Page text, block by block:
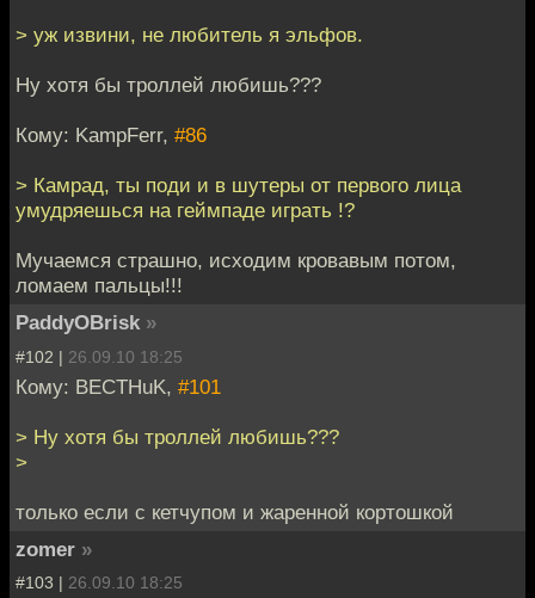
> уж извини, не любитель я эльфов.
Ну хотя бы троллей любишь???
Кому: KampFerr, #86
> Камрад, ты поди и в шутеры от первого лица
умудряешься на геймпаде играть !?
Мучаемся страшно, исходим кровавым потом,
ломаем пальцы!!!
PaddyOBrisk »
#102 | 26.09.10 18:25
Кому: BECTHuK, #101
> Ну хотя бы троллей любишь???
>
только если с кетчупом и жаренной кортошкой
zomer »
#103 | 26.09.10 18:25